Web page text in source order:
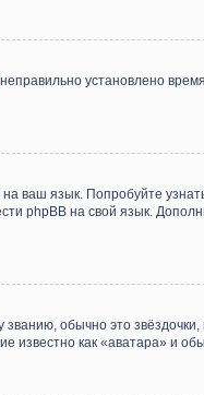
установлено
ваш язык. Попробуйте
phpBB на свой язык.
обычно это
как «аватара» и